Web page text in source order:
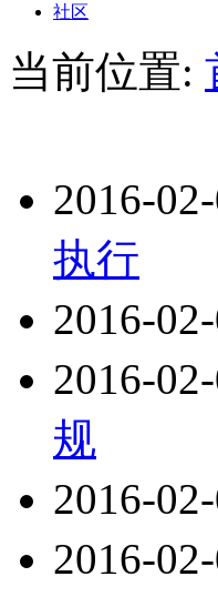
社区
当前位置:
2016-
执行
2016-
2016-
规
2016-
2016-